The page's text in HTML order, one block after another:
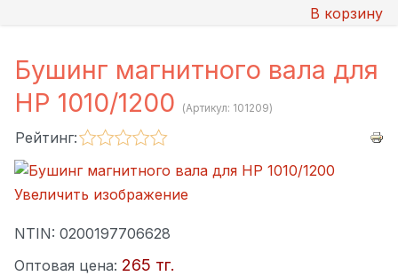
В корзину
Бушинг магнитного вала для
HP 1010/1200
(Артикул: 101209)
Рейтинг:
Увеличить изображение
NTIN: 0200197706628
Оптовая цена: 265 тг.